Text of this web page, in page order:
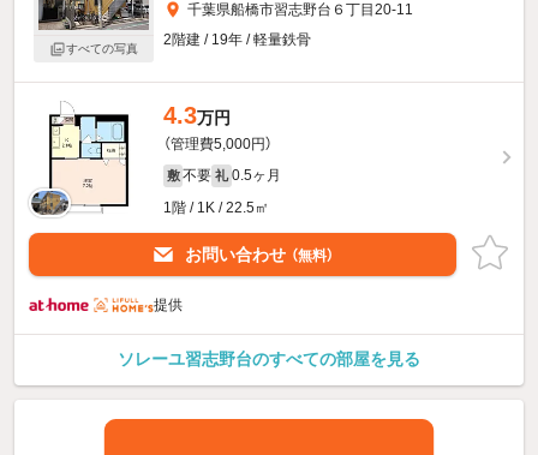
すべての写真
千葉県船橋市習志野台６丁目20-11
2階建 / 19年 / 軽量鉄骨
4.3万円
（管理費5,000円）
敷 不要 礼 0.5ヶ月
1階 / 1K / 22.5㎡
お問い合わせ （無料）
提供
ソレーユ習志野台のすべての部屋を見る